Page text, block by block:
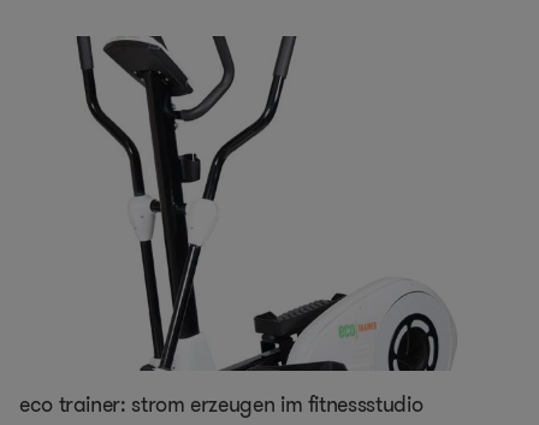
eco trainer: strom erzeugen im fitnessstudio